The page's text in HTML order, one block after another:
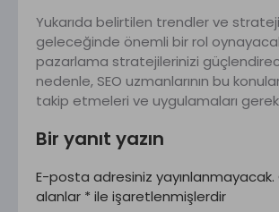
Yukarıda belirtilen trendler ve
geleceğinde önemli bir rol
pazarlama stratejilerinizi
nedenle, SEO uzmanlarının bu
takip etmeleri ve uygulamaları
Bir yanıt yazın
E-posta adresiniz yayınlanmayacak.
alanlar * ile işaretlenmişlerdir